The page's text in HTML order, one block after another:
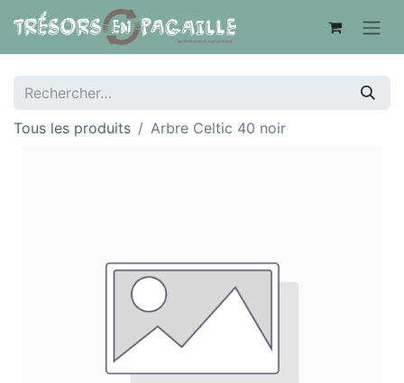
Tous les produits Arbre Celtic 40 noir